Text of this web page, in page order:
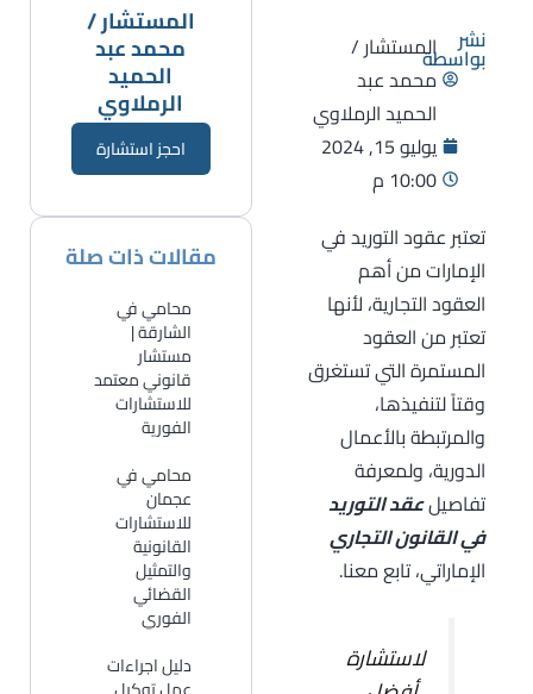
نشر
بواسطةالمستشار /
محمد عبد
الحميد الرملاوي
يوليو 15, 2024
10:00 م
تعتبر عقود التوريد في
الإمارات من أهم
العقود التجارية، لأنها
تعتبر من العقود
المستمرة التي تستغرق
وقتاً لتنفيذها،
والمرتبطة بالأعمال
الدورية، ولمعرفة
تفاصيلعقد التوريد
في القانون التجاري
الإماراتي، تابع معنا.
لاستشارة
المستشار /
محمد عبد
الحميد
الرملاوي
احجز استشارة
مقالات ذات صلة
محامي في
الشارقة |
مستشار
قانوني معتمد
للاستشارات
الفورية
​محامي في
عجمان
للاستشارات
القانونية
والتمثيل
القضائي
الفوري
دليل اجراءات